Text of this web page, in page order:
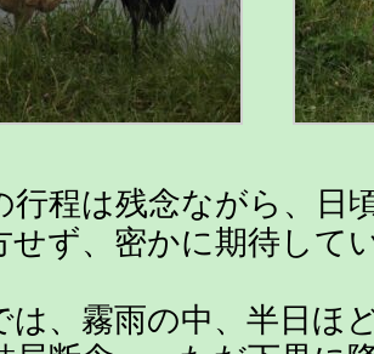
程は残念ながら、日
せず、密かに期待して
、霧雨の中、半日ほ